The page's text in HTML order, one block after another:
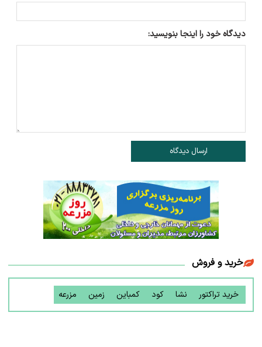
دیدگاه خود را اینجا بنویسید:
ارسال دیدگاه
خرید و فروش
خرید تراکتور نشا کود کمباین زمین مزرعه